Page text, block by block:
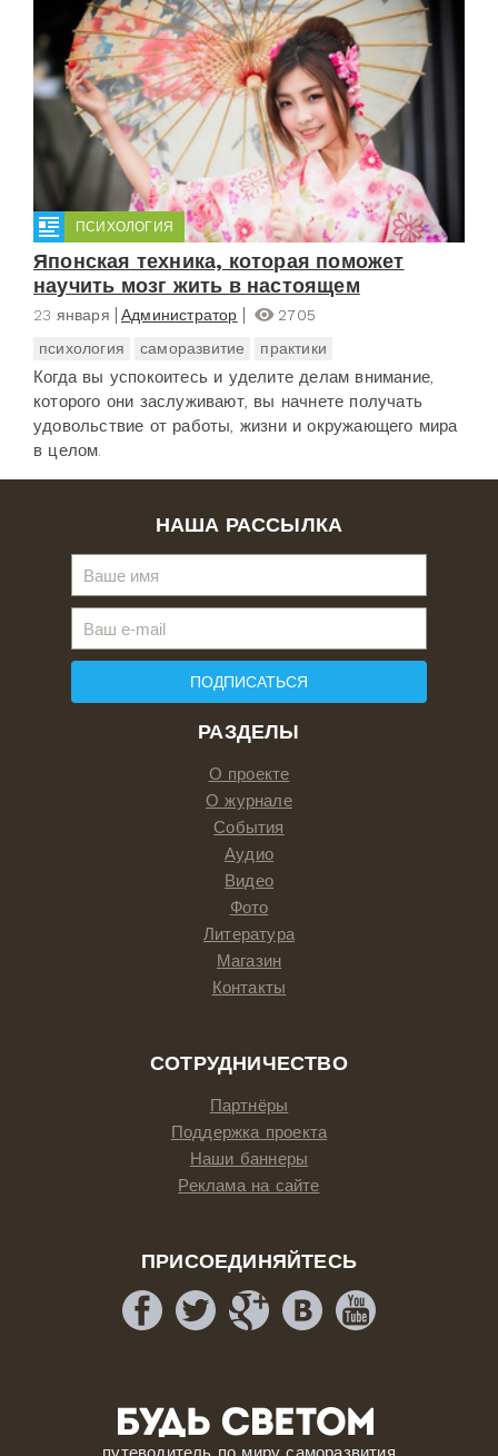
ПСИХОЛОГИЯ
Японская техника, которая поможет
научить мозг жить в настоящем
23 января Администратор
2705
психология
саморазвитие практики
Когда вы успокоитесь и уделите делам внимание,
которого они заслуживают, вы начнете получать
удовольствие от работы, жизни и окружающего мира
в целом.
РАЗДЕЛЫ
О проекте
О журнале
События
Аудио
Видео
Фото
Литература
Магазин
Контакты
СОТРУДНИЧЕСТВО
Партнёры
Поддержка проекта
Наши баннеры
Реклама на сайте
ПРИСОЕДИНЯЙТЕСЬ
НАША РАССЫЛКА
ПОДПИСАТЬСЯ